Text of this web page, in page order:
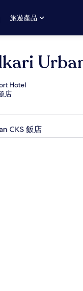
旅遊產品
Hotel
店